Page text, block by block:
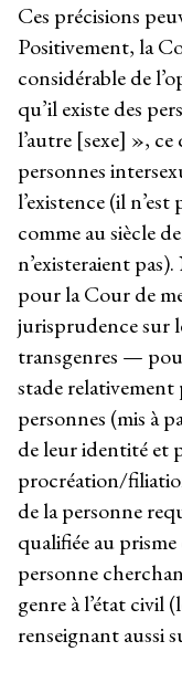
Ces précisions
Positivement, la
considérable de
qu’il existe des
l’autre [sexe] »,
personnes
l’existence (il
comme au siècle
n’existeraient
pour la Cour de
jurisprudence sur
transgenres —
stade
personnes (mis à
de leur identité et
procréation/
de la personne
qualifiée au
personne
genre à l’état civil
renseignant aussi